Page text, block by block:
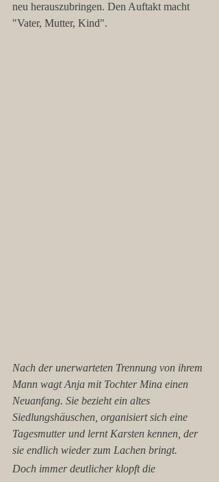
neu herauszubringen. Den Auftakt macht
"Vater, Mutter, Kind".
Nach der unerwarteten Trennung von ihrem
Mann wagt Anja mit Tochter Mina einen
Neuanfang. Sie bezieht ein altes
Siedlungshäuschen, organisiert sich eine
Tagesmutter und lernt Karsten kennen, der
sie endlich wieder zum Lachen bringt.
Doch immer deutlicher klopft die